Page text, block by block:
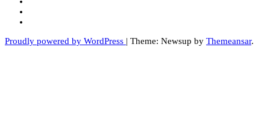
Proudly powered by WordPress | Theme: Newsup by Themeansar.